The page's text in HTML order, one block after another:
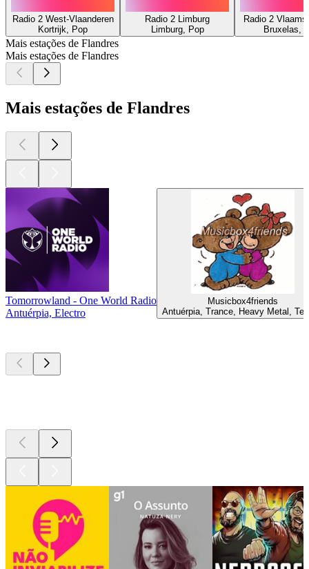
Radio 2 West-Vlaanderen
Kortrijk, Pop
Radio 2 Limburg
Limburg, Pop
Radio 2
Bruxelas,
Mais estações de Flandres
Mais estações de Flandres
Mais estações de Flandres
Tomorrowland - One World Radio
Antuérpia, Electro
Musicbox4friends
Antuérpia, Trance, Heavy Metal,